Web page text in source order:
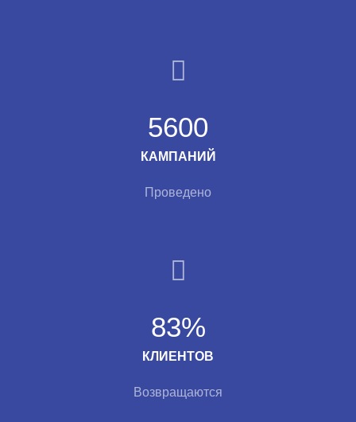
5600
КАМПАНИЙ
Проведено
83%
КЛИЕНТОВ
Возвращаются